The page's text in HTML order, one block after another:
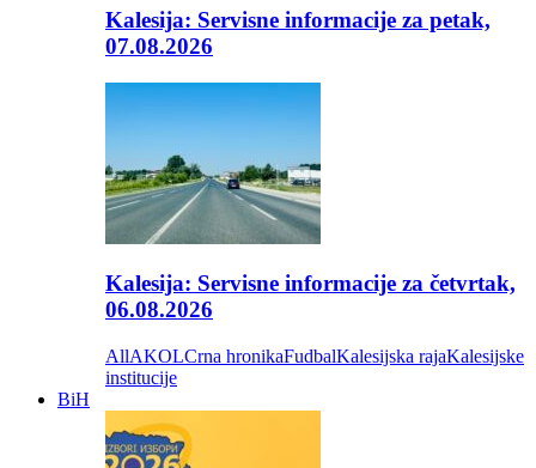
Kalesija: Servisne informacije za petak,
07.08.2026
Kalesija: Servisne informacije za četvrtak,
06.08.2026
AllAKOLCrna hronikaFudbalKalesijska rajaKalesijske
institucije
BiH